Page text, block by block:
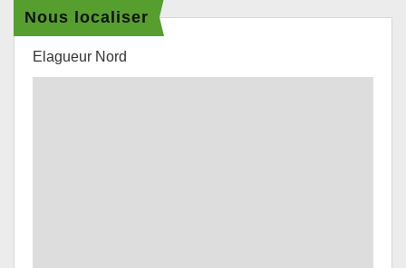
Nous localiser
Elagueur Nord